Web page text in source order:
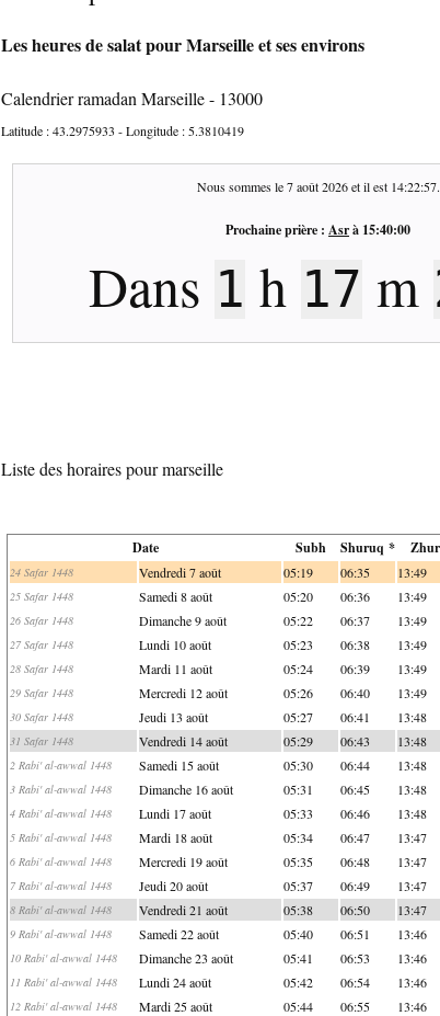
Les heures de salat pour Marseille et ses environs
Calendrier ramadan Marseille - 13000
Latitude :43.2975933 - Longitude : 5.3810419
Nous sommes le7 août 2026et il est 14:22:57.
Prochaine prière : Asrà 15:40:00
Dans 1 h 17 m
Liste des horaires pour marseille
Date Subh Shuruq * Zhur
24 Safar 1448 Vendredi 7 août 05:19 06:35 13:49
25 Safar 1448 Samedi 8 août 05:20 06:36 13:49
26 Safar 1448 Dimanche 9 août 05:22 06:37 13:49
27 Safar 1448 Lundi 10 août 05:23 06:38 13:49
28 Safar 1448 Mardi 11 août 05:24 06:39 13:49
29 Safar 1448 Mercredi 12 août 05:26 06:40 13:49
30 Safar 1448 Jeudi 13 août 05:27 06:41 13:48
31 Safar 1448 Vendredi 14 août 05:29 06:43 13:48
2 Rabi' al-awwal 1448 Samedi 15 août 05:30 06:44 13:48
3 Rabi' al-awwal 1448 Dimanche 16 août 05:31 06:45 13:48
4 Rabi' al-awwal 1448 Lundi 17 août 05:33 06:46 13:48
5 Rabi' al-awwal 1448 Mardi 18 août 05:34 06:47 13:47
6 Rabi' al-awwal 1448 Mercredi 19 août 05:35 06:48 13:47
7 Rabi' al-awwal 1448 Jeudi 20 août 05:37 06:49 13:47
8 Rabi' al-awwal 1448 Vendredi 21 août 05:38 06:50 13:47
9 Rabi' al-awwal 1448 Samedi 22 août 05:40 06:51 13:46
10 Rabi' al-awwal 1448 Dimanche 23 août 05:41 06:53 13:46
11 Rabi' al-awwal 1448 Lundi 24 août 05:42 06:54 13:46
12 Rabi' al-awwal 1448 Mardi 25 août 05:44 06:55 13:46